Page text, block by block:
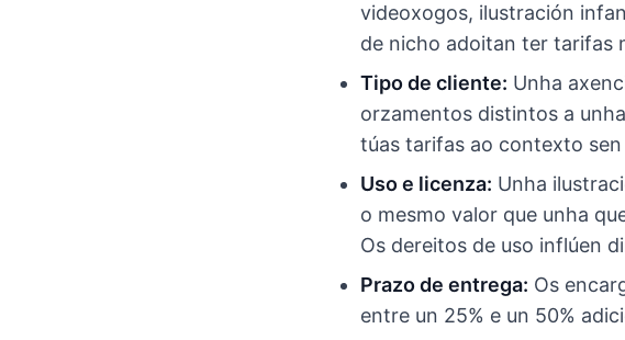
videoxogos, ilustración
de nicho adoitan ter tarifas
Tipo de cliente: Unha
orzamentos distintos a
túas tarifas ao contexto
Uso e licenza: Unha
o mesmo valor que unha
Os dereitos de uso inflúen
Prazo de entrega: Os
entre un 25% e un 50%